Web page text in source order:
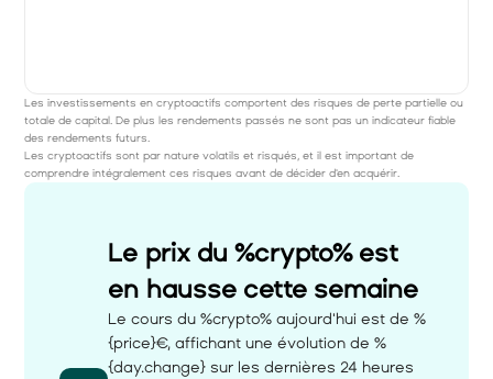
Les investissements en cryptoactifs comportent des risques de perte partielle ou
totale de capital. De plus les rendements passés ne sont pas un indicateur fiable
des rendements futurs.
Les cryptoactifs sont par nature volatils et risqués, et il est important de
comprendre intégralement ces risques avant de décider d'en acquérir.
Le prix du %crypto% est
en hausse cette semaine
Le cours du %crypto% aujourd'hui est de %
{price}€, affichant une évolution de %
{day.change} sur les dernières 24 heures